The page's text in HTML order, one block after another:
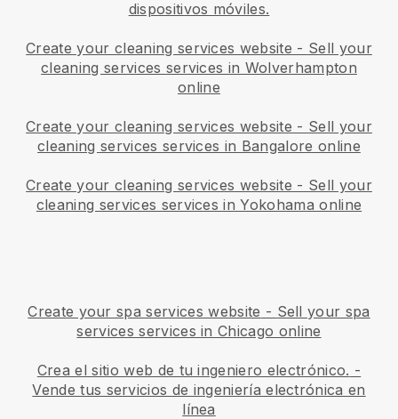
dispositivos móviles.
Create your cleaning services website - Sell your
cleaning services services in Wolverhampton
online
Create your cleaning services website - Sell your
cleaning services services in Bangalore online
Create your cleaning services website - Sell your
cleaning services services in Yokohama online
Create your spa services website - Sell your spa
services services in Chicago online
Crea el sitio web de tu ingeniero electrónico. -
Vende tus servicios de ingeniería electrónica en
línea